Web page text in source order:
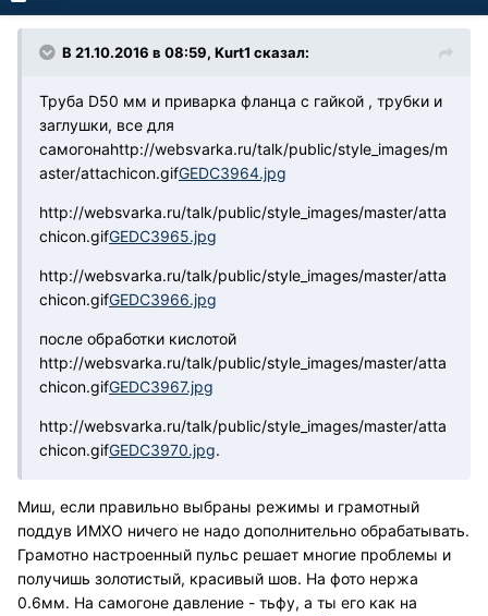
В 21.10.2016 в 08:59, Kurt1 сказал:
Труба D50 мм и приварка фланца с гайкой , трубки и
заглушки, все для
самогонаhttp://websvarka.ru/talk/public/style_images/m
aster/attachicon.gifGEDC3964.jpg
http://websvarka.ru/talk/public/style_images/master/atta
chicon.gifGEDC3965.jpg
http://websvarka.ru/talk/public/style_images/master/atta
chicon.gifGEDC3966.jpg
после обработки кислотой
http://websvarka.ru/talk/public/style_images/master/atta
chicon.gifGEDC3967.jpg
http://websvarka.ru/talk/public/style_images/master/atta
chicon.gifGEDC3970.jpg.
Миш, если правильно выбраны режимы и грамотный
поддув ИМХО ничего не надо дополнительно обрабатывать.
Грамотно настроенный пульс решает многие проблемы и
получишь золотистый, красивый шов. На фото нержа
0.6мм. На самогоне давление - тьфу, а ты его как на